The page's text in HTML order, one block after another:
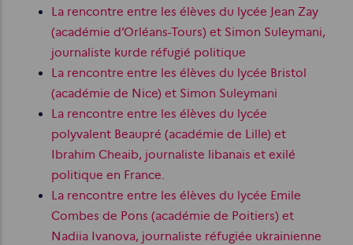
La rencontre entre les élèves du lycée Jean Zay
(académie d’Orléans-Tours) et Simon Suleymani,
journaliste kurde réfugié politique
La rencontre entre les élèves du lycée Bristol
(académie de Nice) et Simon Suleymani
La rencontre entre les élèves du lycée
polyvalent Beaupré (académie de Lille) et
Ibrahim Cheaib, journaliste libanais et exilé
politique en France.
La rencontre entre les élèves du lycée Emile
Combes de Pons (académie de Poitiers) et
Nadiia Ivanova, journaliste réfugiée ukrainienne